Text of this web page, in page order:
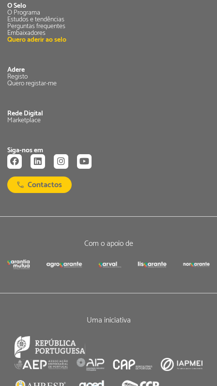
O Selo
O Programa
Estudos e tendências
Perguntas frequentes
Embaixadores
Quero aderir ao selo
Adere
Registo
Quero registar-me
Rede Digital
Marketplace
Siga-nos em
Contactos
Com o apoio de
Uma iniciativa